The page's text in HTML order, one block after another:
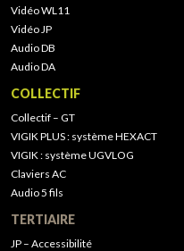
Vidéo WL11
Vidéo JP
Audio DB
Audio DA
COLLECTIF
Collectif – GT
VIGIK PLUS : système HEXACT
VIGIK : système UGVLOG
Claviers AC
Audio 5 fils
TERTIAIRE
JP – Accessibilité